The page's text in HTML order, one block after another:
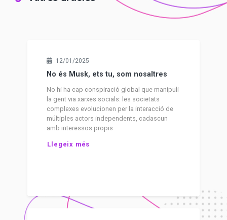
12/01/2025
No és Musk, ets tu, som nosaltres
No hi ha cap conspiració global que manipuli
la gent via xarxes socials: les societats
complexes evolucionen per la interacció de
múltiples actors independents, cadascun
amb interessos propis
Llegeix més